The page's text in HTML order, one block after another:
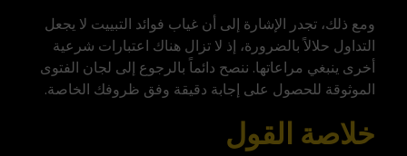
ومع ذلك، تجدر الإشارة إلى أن غياب فوائد التبييت لا يجعل
التداول حلالاً بالضرورة، إذ لا تزال هناك اعتبارات شرعية
أخرى ينبغي مراعاتها. ننصح دائماً بالرجوع إلى لجان الفتوى
الموثوقة للحصول على إجابة دقيقة وفق ظروفك الخاصة.
خلاصة القول